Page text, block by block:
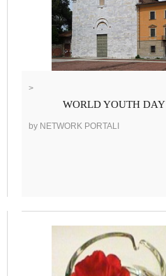
>
WORLD YOUTH DAY
by NETWORK PORTALI